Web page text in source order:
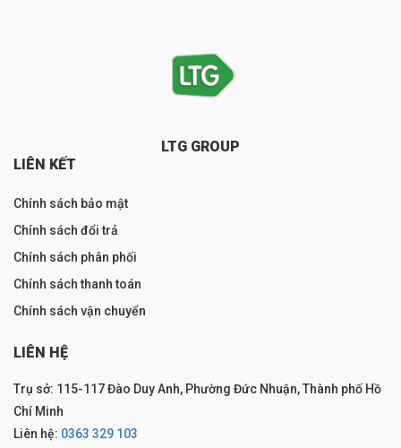
LTG GROUP
LIÊN KẾT
Chính sách bảo mật
Chính sách đổi trả
Chính sách phân phối
Chính sách thanh toán
Chính sách vận chuyển
LIÊN HỆ
Trụ sở: 115-117 Đào Duy Anh, Phường Đức Nhuận, Thành phố Hồ
Chí Minh
Liên hệ: 0363 329 103